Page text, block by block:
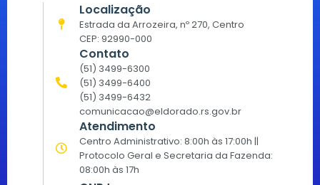
Localização
Estrada da Arrozeira, nº 270, Centro
CEP: 92990-000
Contato
(51) 3499-6300
(51) 3499-6400
(51) 3499-6432
comunicacao@eldorado.rs.gov.br
Atendimento
Centro Administrativo: 8:00h às 17:00h ||
Protocolo Geral e Secretaria da Fazenda:
08:00h às 17h